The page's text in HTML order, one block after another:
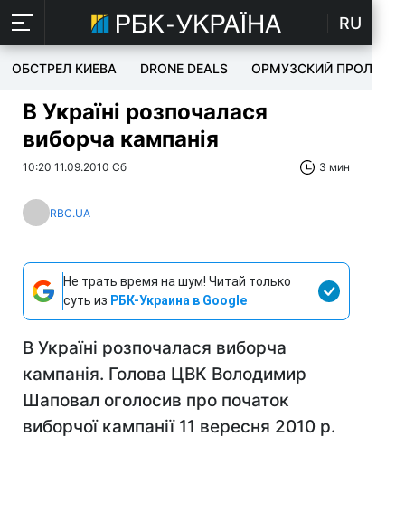
RU
ОБСТРЕЛ КИЕВА DRONE DEALS ОРМУЗСКИЙ ПРОЛИВ
В Україні розпочалася
виборча кампанія
10:20 11.09.2010 Сб 3 мин
RBC.UA
Не трать время на шум! Читай только
суть из РБК-Украина в Google
В Україні розпочалася виборча
кампанія. Голова ЦВК Володимир
Шаповал оголосив про початок
виборчої кампанії 11 вересня 2010 р.